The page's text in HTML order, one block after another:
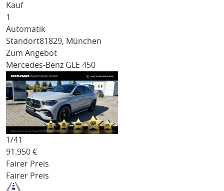
Kauf
1
Automatik
Standort81829, München
Zum Angebot
Mercedes-Benz GLE 450
1/41
91.950 €
Fairer Preis
Fairer Preis